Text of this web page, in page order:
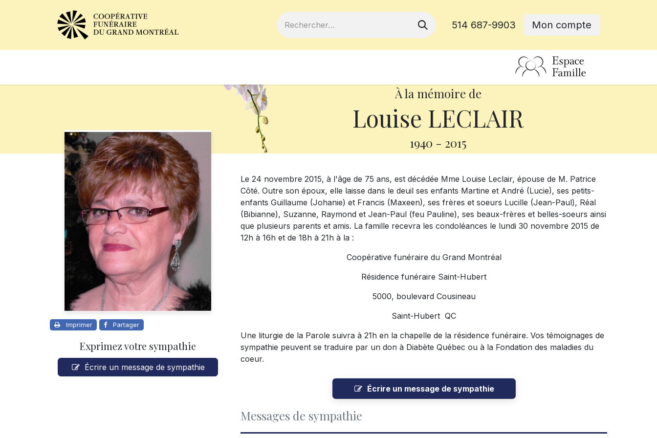
514 687-9903 Mon compte
À la mémoire de
Louise LECLAIR
1940 - 2015
Imprimer Partager
Exprimez votre sympathie
Écrire un message de sympathie
Le 24 novembre 2015, à l'âge de 75 ans, est décédée Mme Louise Leclair, épouse de M. Patrice
Côté. Outre son époux, elle laisse dans le deuil ses enfants Martine et André (Lucie), ses petits-
enfants Guillaume (Johanie) et Francis (Maxeen), ses frères et soeurs Lucille (Jean-Paul), Réal
(Bibianne), Suzanne, Raymond et Jean-Paul (feu Pauline), ses beaux-frères et belles-soeurs ainsi
que plusieurs parents et amis. La famille recevra les condoléances le lundi 30 novembre 2015 de
12h à 16h et de 18h à 21h à la :
Coopérative funéraire du Grand Montréal
Résidence funéraire Saint-Hubert
5000, boulevard Cousineau
Saint-Hubert QC
Une liturgie de la Parole suivra à 21h en la chapelle de la résidence funéraire. Vos témoignages de
sympathie peuvent se traduire par un don à Diabète Québec ou à la Fondation des maladies du
coeur.
Écrire un message de sympathie
Messages de sympathie